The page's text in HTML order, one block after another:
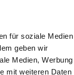
für soziale Medien
geben wir
Medien, Werbung
mit weiteren Daten
INTERESSENTEN